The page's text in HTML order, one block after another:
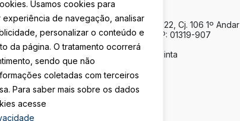
Usamos cookies para
de navegação, analisar
personalizar o conteúdo e
da página. O tratamento ocorrerá
sendo que não
coletadas com terceiros
Para saber mais sobre os dados
acesse
Rua Maria Paula, 122, Cj. 106 1º Andar
São Paulo/SP CEP: 01319-907
De Segunda a Quinta
Das 8h às 18h.
Sexta-Feira
Das 08h às 17h.